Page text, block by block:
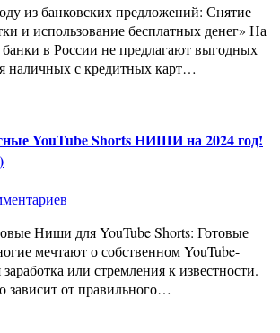
и использование бесплатных денег» На
в России не предлагают выгодных
наличных с кредитных карт…
YouTube Shorts НИШИ на 2024 год!
мечтают о собственном YouTube-
или стремления к известности.
зависит от правильного…